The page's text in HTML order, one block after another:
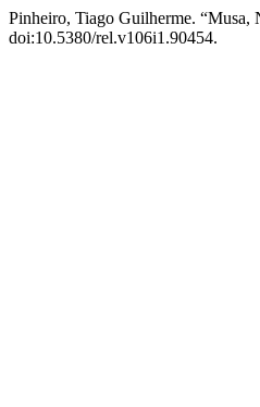
Pinheiro, Tiago Guilherme.
doi:10.5380/rel.v106i1.90454.